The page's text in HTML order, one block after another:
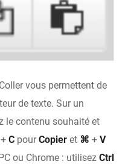
vous permettent de
de texte. Sur un
le contenu souhaité et
+ C pourCopier et ⌘ + V
ou Chrome : utilisez Ctrl